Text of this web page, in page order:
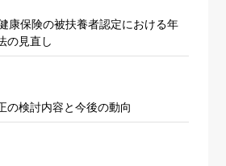
康保険の被扶養者認定における年
の見直し
の検討内容と今後の動向